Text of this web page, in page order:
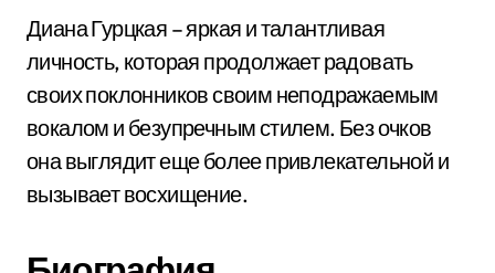
Диана Гурцкая – яркая и талантливая
личность, которая продолжает радовать
своих поклонников своим неподражаемым
вокалом и безупречным стилем. Без очков
она выглядит еще более привлекательной и
вызывает восхищение.